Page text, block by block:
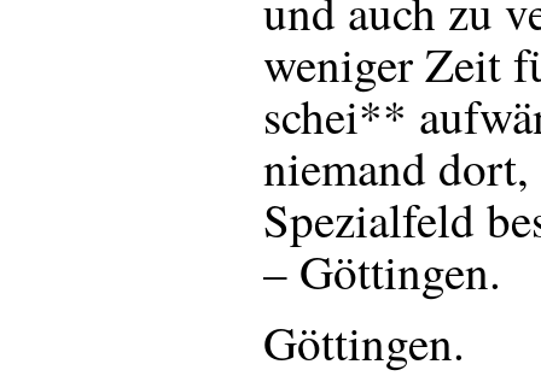
weniger Zeit
schei**
niemand dort,
Spezialfeld
– Göttingen.
Göttingen.